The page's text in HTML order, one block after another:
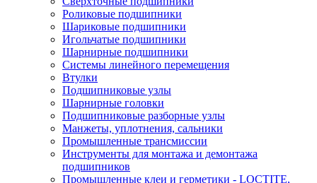
Роликовые подшипники
Шариковые подшипники
Игольчатые подшипники
Шарнирные подшипники
Системы линейного перемещения
Втулки
Подшипниковые узлы
Шарнирные головки
Подшипниковые разборные узлы
Манжеты, уплотнения, сальники
Промышленные трансмиссии
Инструменты для монтажа и демонтажа
подшипников
Промышленные клеи и герметики - LOCTITE,